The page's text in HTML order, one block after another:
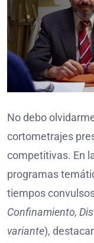
No debo
cortometrajes
competitivas. En
programas
tiempos
Confinamiento,
variante),